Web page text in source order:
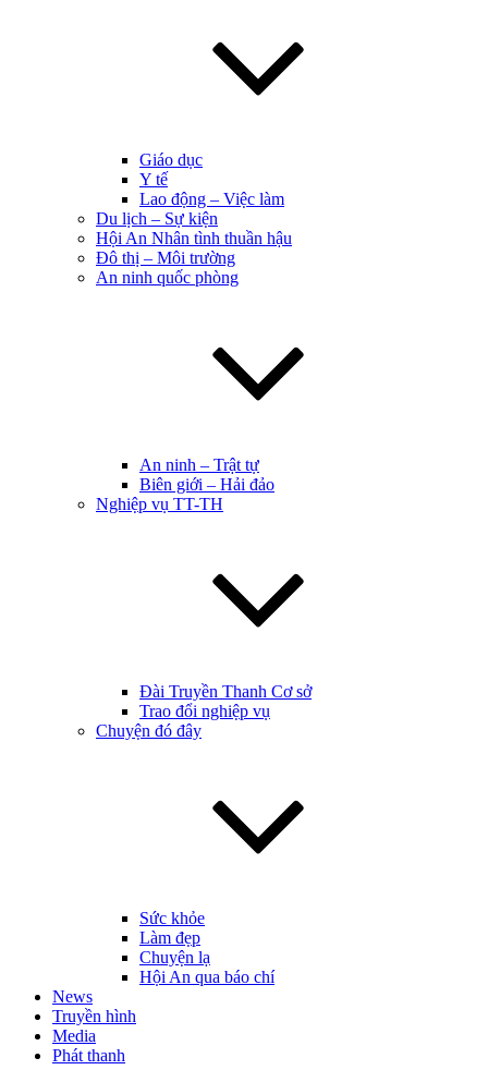
Giáo dục
Y tế
Lao động – Việc làm
Du lịch – Sự kiện
Hội An Nhân tình thuần hậu
Đô thị – Môi trường
An ninh quốc phòng
An ninh – Trật tự
Biên giới – Hải đảo
Nghiệp vụ TT-TH
Đài Truyền Thanh Cơ sở
Trao đổi nghiệp vụ
Chuyện đó đây
Sức khỏe
Làm đẹp
Chuyện lạ
Hội An qua báo chí
News
Truyền hình
Media
Phát thanh